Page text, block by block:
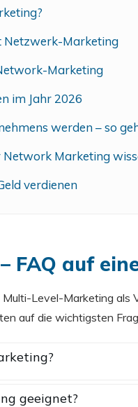
Netzwerk-Marketing
Marketing
im Jahr 2026
werden – so
Network Marketing
verdienen
FAQ auf
Level-Marketing als
auf die wichtigsten
geeignet?